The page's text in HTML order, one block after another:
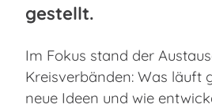
gestellt.
Im Fokus stand der
Kreisverbänden: Was läuft
neue Ideen und wie